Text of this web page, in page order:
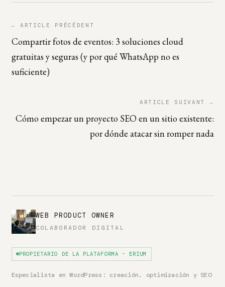
← ARTICLE PRÉCÉDENT
Compartir fotos de eventos: 3 soluciones cloud
gratuitas y seguras (y por qué WhatsApp no es
suficiente)
ARTICLE SUIVANT →
Cómo empezar un proyecto SEO en un sitio existente:
por dónde atacar sin romper nada
WEB PRODUCT OWNER
COLABORADOR DIGITAL
PROPIETARIO DE LA PLATAFORMA - ERIUM
Especialista en WordPress: creación, optimización y SEO